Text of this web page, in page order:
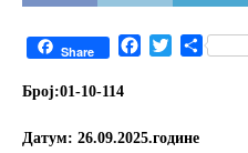
Share
b
t
S
Број:01-10-114
Датум: 26.09.2025.године